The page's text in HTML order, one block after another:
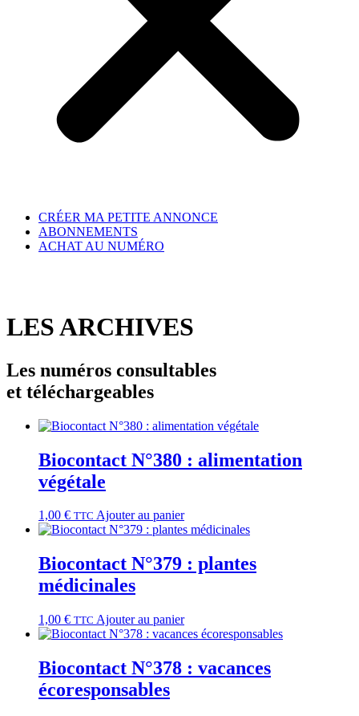
CRÉER MA PETITE ANNONCE
ABONNEMENTS
ACHAT AU NUMÉRO
LESARCHIVES
Les numéros consultables
et téléchargeables
Biocontact N°380 : alimentation
végétale
1,00 € TTC Ajouter au panier
Biocontact N°379 : plantes
médicinales
1,00 € TTC Ajouter au panier
Biocontact N°378 : vacances
écoresponsables